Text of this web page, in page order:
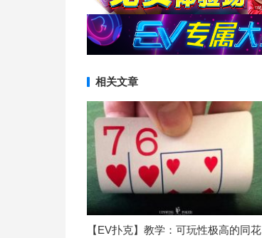
相关文章
【EV扑克】教学：可玩性极高的同花